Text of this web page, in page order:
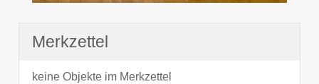
Merkzettel
keine Objekte im Merkzettel